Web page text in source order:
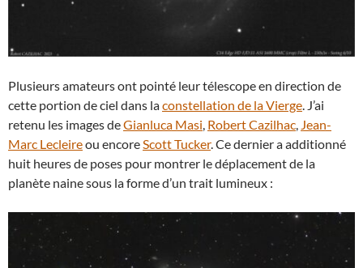
Plusieurs amateurs ont pointé leur télescope en direction de
cette portion de ciel dans laconstellation de la Vierge. J’ai
retenu les images deGianluca Masi, Robert Cazilhac, Jean-
Marc Lecleireou encoreScott Tucker. Ce dernier a additionné
huit heures de poses pour montrer le déplacement de la
planète naine sous la forme d’un trait lumineux :